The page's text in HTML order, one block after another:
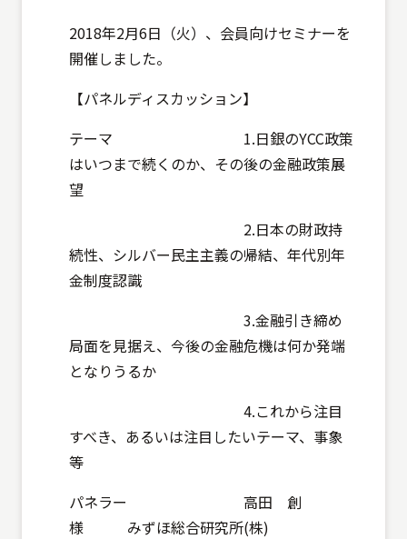
2018年2月6日（火）、会員向けセミナーを
開催しました。
【パネルディスカッション】
テーマ 1.日銀のYCC政策
はいつまで続くのか、その後の金融政策展
望
2.日本の財政持
続性、シルバー民主主義の帰結、年代別年
金制度認識
3.金融引き締め
局面を見据え、今後の金融危機は何か発端
となりうるか
4.これから注目
すべき、あるいは注目したいテーマ、事象
等
パネラー 高田 創
様 みずほ総合研究所(株)